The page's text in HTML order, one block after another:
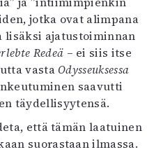
jotka ovat alimpana
lisäksi ajatustoiminnan
Redeä – ei siis itse
vasta Odysseuksessa
saavutti
täydellisyytensä.
että tämän laatuinen
suorastaan ilmassa.